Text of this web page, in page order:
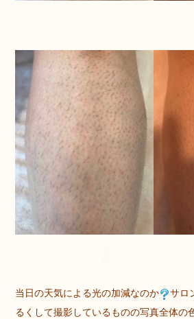
当日の天気による光の加減なのか
サロ
るくして撮影しているものの写真全体の